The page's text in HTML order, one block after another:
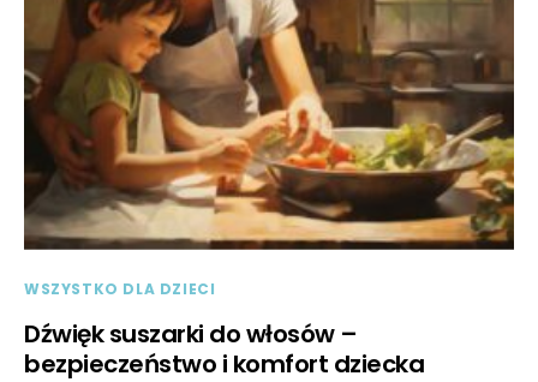
WSZYSTKO DLA DZIECI
Dźwięk suszarki do włosów –
bezpieczeństwo i komfort dziecka